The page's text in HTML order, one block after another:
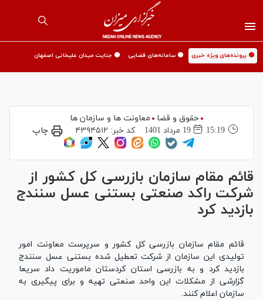
🟡 پرونده‌های ویژه خبری 🟡 سامانه‌های قضایی 🟡 جنایت میدان علیخانی اصفهان
حقوق و قضا
معاونت ها و سازمان ها
15:19
19 مرداد 1401 کد خبر: ۴۳۹۴۵۱۲ چاپ
قائم مقام سازمان بازرسی کل کشور از
شرکت راکد صنعتی بستنی عسل سنندج
بازدید کرد
قائم مقام سازمان بازرسی کل کشور و سرپرست معاونت امور
تولیدی این سازمان از شرکت تعطیل شده بستنی عسل سنندج
بازدید کرد و به بازرسی استان کردستان ماموریت داد سریعا
گزارشی از مشکلات این واحد صنعتی تهیه و برای پیگیری به
سازمان اعلام کنند.